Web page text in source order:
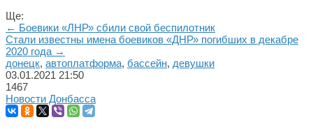
Ще:
← Боевики «ЛНР» сбили свой беспилотник
Стали известны имена боевиков «ДНР» погибших в декабре
2020 года →
донецк, автоплатформа, бассейн, девушки
03.01.2021 21:50
1467
Новости Донбасса